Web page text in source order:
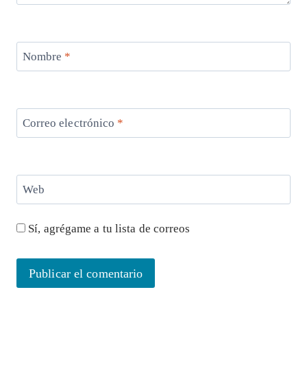
Nombre *
Correo electrónico *
Web
Sí, agrégame a tu lista de correos